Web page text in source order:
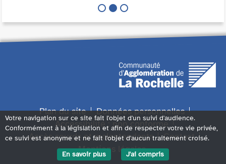
Plan du site
Données personnelles
Accessibilité : non conforme
Accès sourds et malentendants
Contact
Mentions légales
Votre navigation sur ce site fait l'objet d'un suivi d'audience.
Conformément à la législation et afin de respecter votre vie privée,
ce suivi est anonyme et ne fait l'objet d'aucun traitement croisé.
En savoir plus
J'ai compris